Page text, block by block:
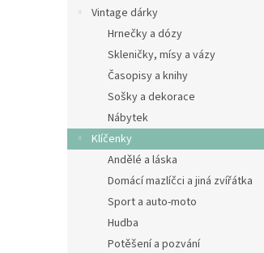
Vintage dárky
Hrnečky a dózy
Skleničky, mísy a vázy
Časopisy a knihy
Sošky a dekorace
Nábytek
Klíčenky
Andělé a láska
Domácí mazlíčci a jiná zvířátka
Sport a auto-moto
Hudba
Potěšení a pozvání